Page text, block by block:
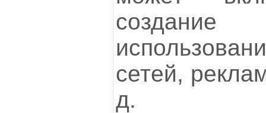
создание
сетей,
д.